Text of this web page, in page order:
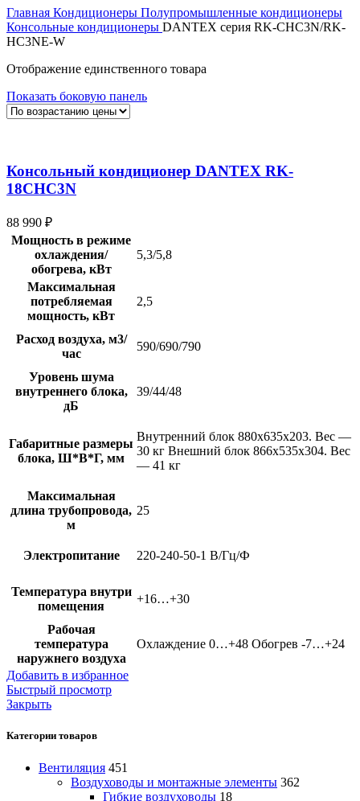
Главная Кондиционеры Полупромышленные кондиционеры
Консольные кондиционеры DANTEX cерия RK-CHC3N/RK-
HC3NE-W
Отображение единственного товара
Показать боковую панель
Консольный кондиционер DANTEX RK-
18CHC3N
88 990 ₽
Мощность в режиме
охлаждения/
обогрева, кВт
5,3/5,8
Максимальная
потребляемая
мощность, кВт
2,5
Расход воздуха, м3/
час
590/690/790
Уровень шума
внутреннего блока,
дБ
39/44/48
Габаритные размеры
блока, Ш*В*Г, мм
Внутренний блок 880x635x203. Вес —
30 кг Внешний блок 866x535x304. Вес
— 41 кг
Максимальная
длина трубопровода,
м
25
Электропитание 220-240-50-1 В/Гц/Ф
Температура внутри
помещения
+16…+30
Рабочая
температура
наружнего воздуха
Охлаждение 0…+48 Обогрев -7…+24
Добавить в избранное
Быстрый просмотр
Закрыть
Категории товаров
Вентиляция 451
Воздуховоды и монтажные элементы 362
Гибкие воздуховоды 18